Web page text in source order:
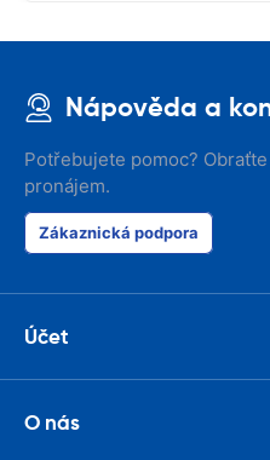
Nápověda a
Potřebujete pomoc?
pronájem.
Zákaznická podpora
Účet
O nás